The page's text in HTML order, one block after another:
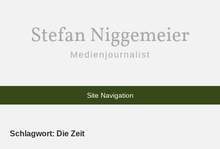
Stefan Niggemeier
Medienjournalist
Site Navigation
Schlagwort: Die Zeit